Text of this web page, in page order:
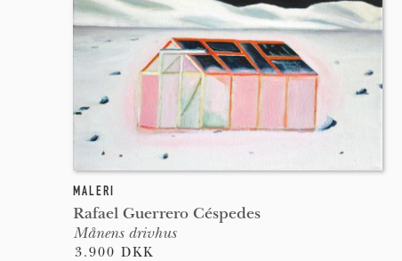
MALERI
Rafael Guerrero Céspedes
Månens drivhus
3.900 DKK